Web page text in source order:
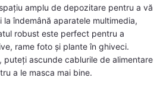
amplu de depozitare pentru a vă
îndemână aparatele multimedia,
robust este perfect pentru a
rame foto și plante în ghiveci.
puteți ascunde cablurile de alimentare
a le masca mai bine.